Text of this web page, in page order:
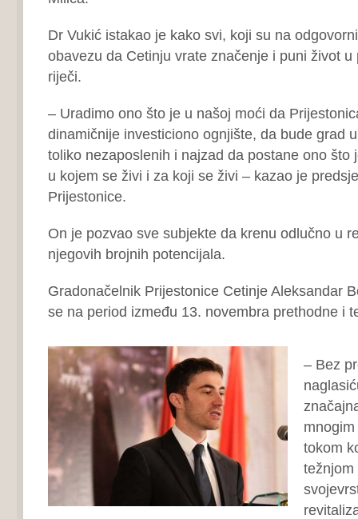
Dr Vukić istakao je kako svi, koji su na
obavezu da Cetinju vrate značenje i puni život u
riječi.
– Uradimo ono što je u našoj moći da
dinamičnije investiciono ognjište, da bude grad
toliko nezaposlenih i najzad da postane ono što
u kojem se živi i za koji se živi – kazao je
Prijestonice.
On je pozvao sve subjekte da krenu odlučno u
njegovih brojnih potencijala.
Gradonačelnik Prijestonice Cetinje Aleksandar
se na period između 13. novembra prethodne i
– Bez
tokom
težnjom